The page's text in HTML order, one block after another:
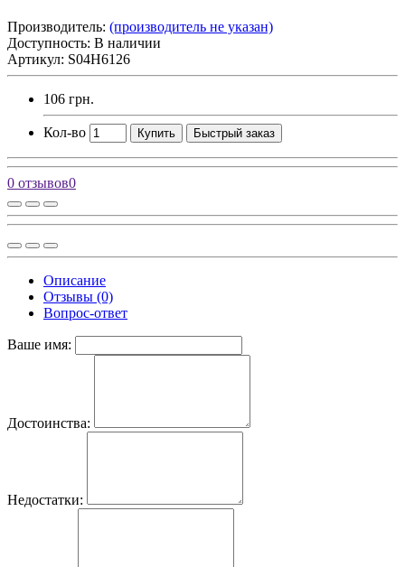
Производитель: (производитель не указан)
Доступность: В наличии
Артикул: S04H6126
106 грн.
Кол-во Купить Быстрый заказ
0 отзывов0
Описание
Отзывы (0)
Вопрос-ответ
Ваше имя:
Достоинства:
Недостатки: